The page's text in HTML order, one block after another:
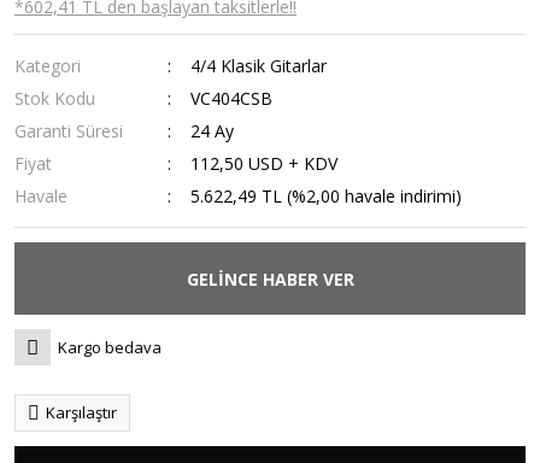
*602,41 TL den başlayan taksitlerle!!
Kategori
4/4 Klasik Gitarlar
Stok Kodu
VC404CSB
Garanti Süresi
24 Ay
Fiyat
112,50 USD + KDV
Havale
5.622,49 TL (%2,00 havale indirimi)
GELİNCE HABER VER
Kargo bedava
Karşılaştır